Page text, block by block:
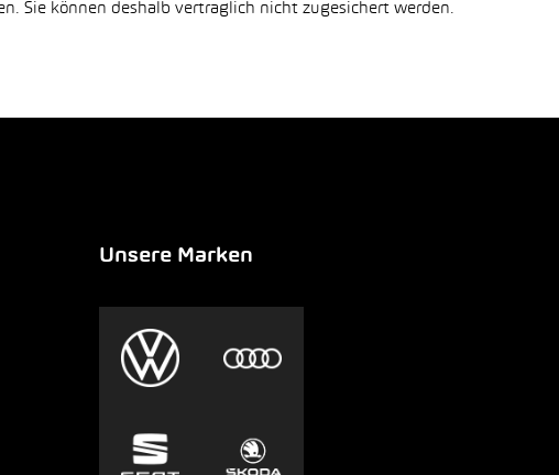
Sie können deshalb vertraglich nicht zugesichert werden.
Unsere Marken